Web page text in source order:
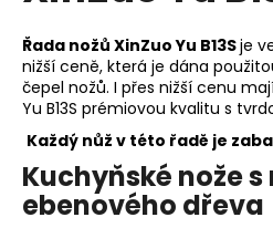
Řada nožů XinZuo Yu B13Sje
nižší ceně, která je dána
čepel nožů. I přes nižší cenu
Yu B13S prémiovou kvalitu s
Každý nůž v této řadě je
Kuchyňské nože
ebenového dřeva
o
t
ř
e
b
u
j
e